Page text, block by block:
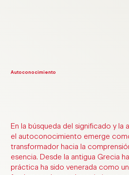
Autoconocimiento
En la búsqueda del significado y la
el autoconocimiento emerge
transformador hacia la
esencia. Desde la antigua Grecia
práctica ha sido venerada como